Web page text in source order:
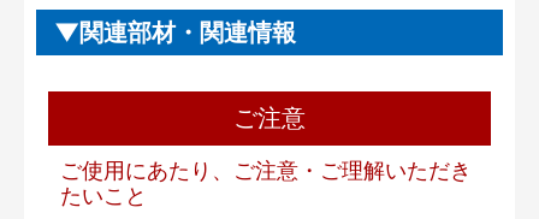
関連部材・関連情報
ご注意
ご使用にあたり、ご注意・ご理解いただき
たいこと